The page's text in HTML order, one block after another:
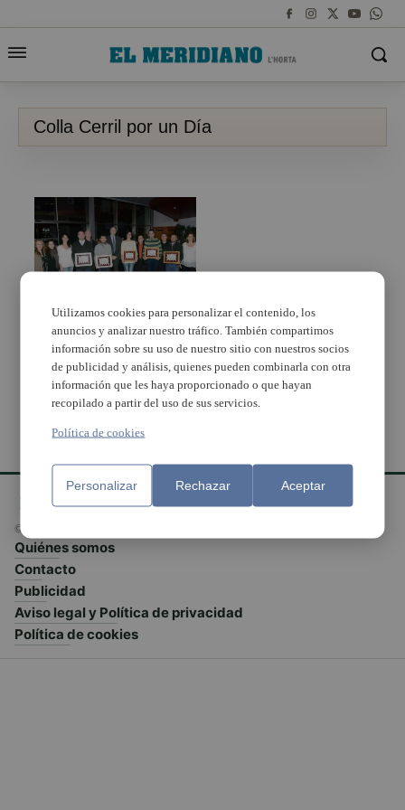
Colla Cerril por un Día
Paiporta celebra su
tradicional Gala Taurina
© El Meridiano L'Horta 2026 - Valencia - España
Quiénes somos
Contacto
Publicidad
Aviso legal y Política de privacidad
Política de cookies
Utilizamos cookies para personalizar el contenido, los
anuncios y analizar nuestro tráfico. También compartimos
información sobre su uso de nuestro sitio con nuestros socios
de publicidad y análisis, quienes pueden combinarla con otra
información que les haya proporcionado o que hayan
recopilado a partir del uso de sus servicios.
Política de cookies
Personalizar Rechazar Aceptar